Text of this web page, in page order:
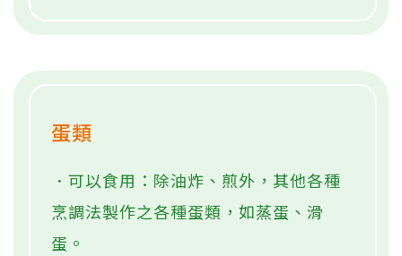
蛋類
．可以食用：除油炸、煎外，其他各種
烹調法製作之各種蛋類，如蒸蛋、滑
蛋。